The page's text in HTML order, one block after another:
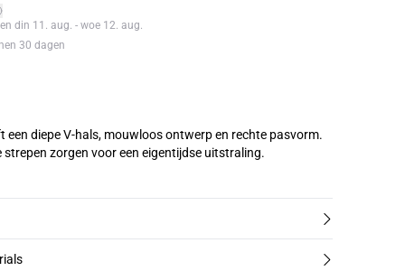
din 11. aug. - woe 12. aug.
30 dagen
een diepe V-hals, mouwloos ontwerp en rechte pasvorm.
strepen zorgen voor een eigentijdse uitstraling.